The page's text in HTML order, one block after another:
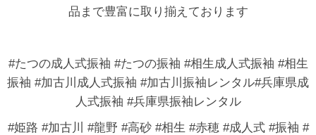
品まで豊富に取り揃えております
#たつの成人式振袖 #たつの振袖 #相生成人式振袖 #相生
振袖 #加古川成人式振袖 #加古川振袖レンタル#兵庫県成
人式振袖 #兵庫県振袖レンタル
#姫路 #加古川 #龍野 #高砂 #相生 #赤穂 #成人式 #振袖 #